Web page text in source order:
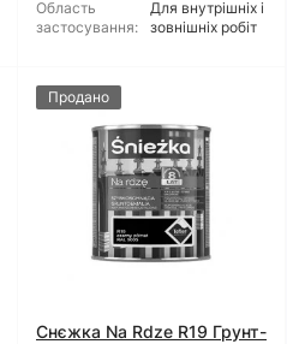
Область
застосування:
Для внутрішніх і
зовнішніх робіт
Продано
Снєжка Na Rdze R19 Грунт-